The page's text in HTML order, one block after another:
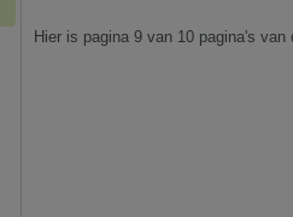
Hier is pagina 9 van 10 pagina's